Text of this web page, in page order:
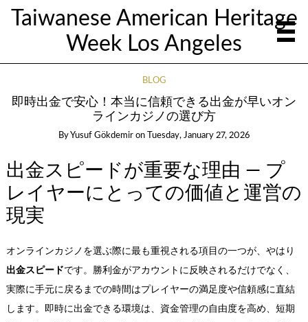
Taiwanese American Heritage
Week Los Angeles
BLOG
即時出金で安心！本当に信頼できる出金が早いオン
ラインカジノの選び方
By Yusuf Gökdemir on Tuesday, January 27, 2026
出金スピードが重要な理由 — プ
レイヤーにとっての価値と運営の
現実
オンラインカジノを選ぶ際に最も重視される項目の一つが、やはり
出金スピードです。勝利金がアカウントに反映されるだけでなく、
実際に手元に戻るまでの時間はプレイヤーの満足度や信頼感に直結
します。即時に出金できる環境は、資金管理の自由度を高め、短期